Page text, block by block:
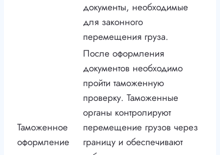
документы, необходимые
для законного
перемещения груза.
Таможенное
оформление
После оформления
документов необходимо
пройти таможенную
проверку. Таможенные
органы контролируют
перемещение грузов через
границу и обеспечивают